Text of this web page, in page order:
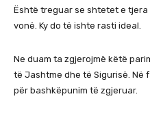
Është treguar se shtetet e tjera
vonë. Ky do të ishte rasti ideal.
Ne duam ta zgjerojmë këtë
të Jashtme dhe të Sigurisë.
për bashkëpunim të zgjeruar.